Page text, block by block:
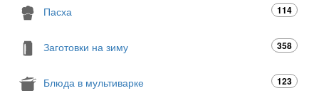
Пасха 114
Заготовки на зиму 358
Блюда в мультиварке 123